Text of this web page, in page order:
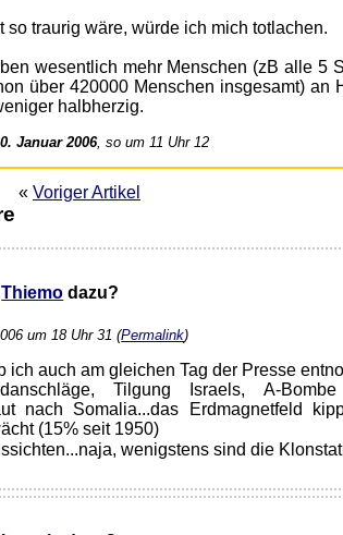
so traurig wäre, würde ich mich totlachen.
wesentlich mehr Menschen (zB alle 5
über 420000 Menschen insgesamt) an
halbherzig.
Januar 2006, so um 11 Uhr 12
« Voriger Artikel
Thiemo dazu?
um 18 Uhr 31 (Permalink)
ich auch am gleichen Tag der Presse
Tilgung Israels, A-
nach Somalia...das Erdmagnetfeld
(15% seit 1950)
wenigstens sind die